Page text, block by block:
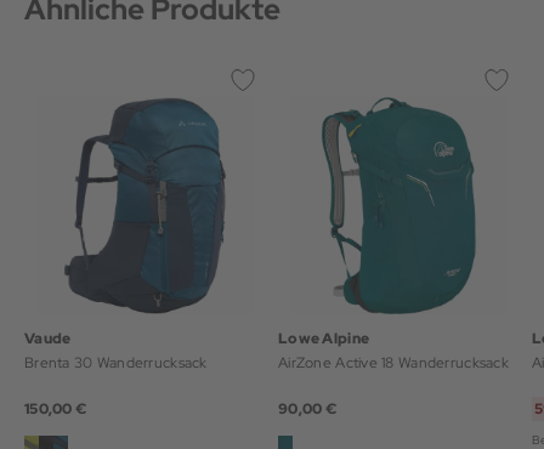
Ähnliche Produkte
Vaude
Brenta 30 Wanderrucksack
150,00 €
Lowe Alpine
AirZone Active 18 Wanderrucksack
90,00 €